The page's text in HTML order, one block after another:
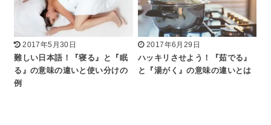
2017年5月30日
難しい日本語！『寝る』と『眠
る』の意味の違いと使い分けの
例
2017年6月29日
ハッキリさせよう！『茹でる』
と『湯がく』の意味の違いとは